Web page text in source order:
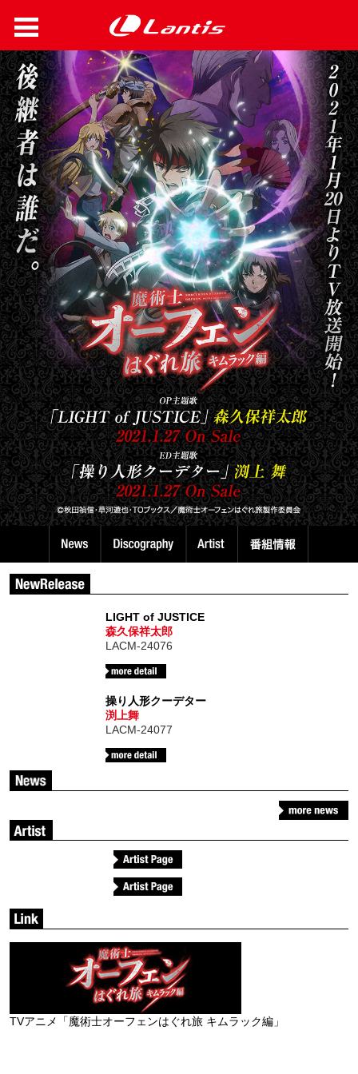
LIGHT of JUSTICE
森久保祥太郎
LACM-24076
操り人形クーデター
渕上舞
LACM-24077
森久保祥太郎
渕上舞
TVアニメ「魔術士オーフェンはぐれ旅 キムラック編」